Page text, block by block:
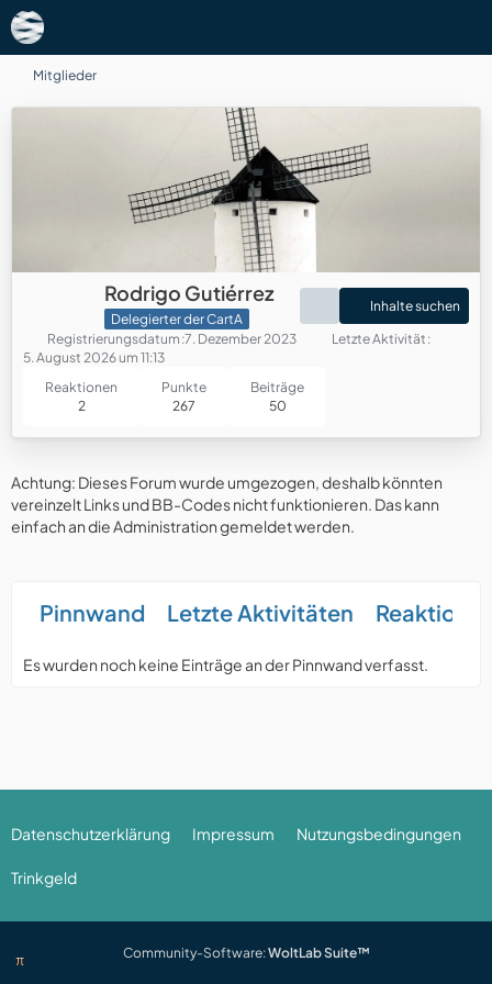
Mitglieder
Rodrigo Gutiérrez
Delegierter der CartA
Reaktionen
2
Punkte
267
Beiträge
50
Inhalte suchen
Registrierungsdatum 7. Dezember 2023
Letzte Aktivität
5. August 2026 um 11:13
Achtung: Dieses Forum wurde umgezogen, deshalb könnten
vereinzelt Links und BB-Codes nicht funktionieren. Das kann
einfach an die Administration gemeldet werden.
Pinnwand Letzte Aktivitäten
Es wurden noch keine Einträge an der Pinnwand verfasst.
Datenschutzerklärung Impressum Nutzungsbedingungen
Trinkgeld
Community-Software:WoltLab Suite™
π